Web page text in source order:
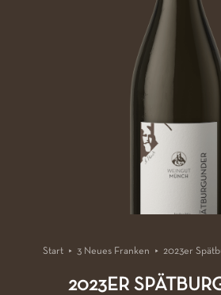
Start 3 Neues Franken 2023er
2023ER